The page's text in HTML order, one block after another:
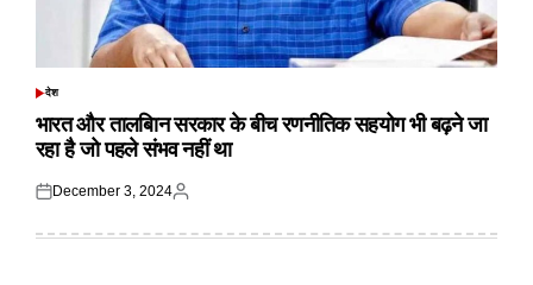
POSTED
देश
भारत और तालबिान सरकार के बीच रणनीतिक सहयोग भी बढ़ने जा
रहा है जो पहले संभव नहीं था
Posted
December 3, 2024
Posted